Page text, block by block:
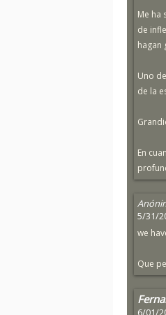
Me ha
de
hagan
Uno
de la
En
5/31/
we
Que
6/01/